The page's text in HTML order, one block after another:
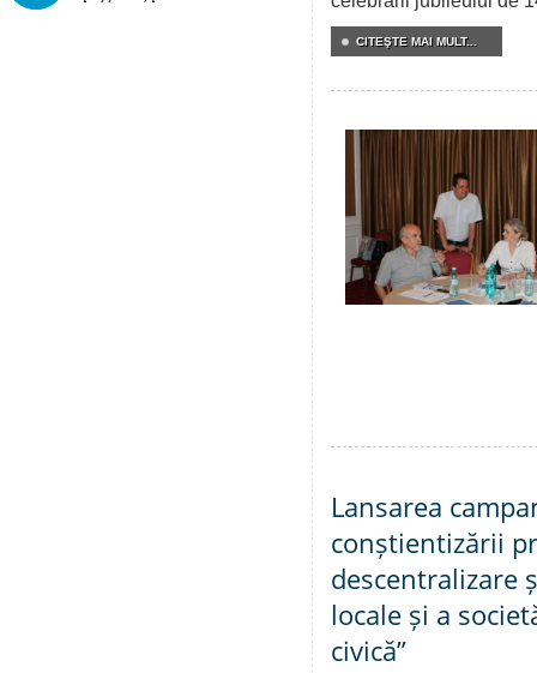
CITEŞTE MAI MULT...
Lansarea
conștientizării
descentralizare
locale și a
civică”